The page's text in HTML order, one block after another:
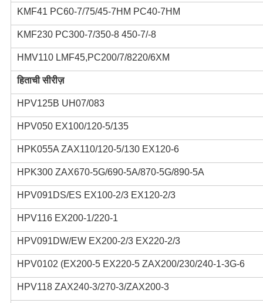
KMF41 PC60-7/75/45-7HM PC40-7HM
KMF230 PC300-7/350-8 450-7/-8
HMV110 LMF45,PC200/7/8220/6XM
हिताची सीरीज़
HPV125B UH07/083
HPV050 EX100/120-5/135
HPK055A ZAX110/120-5/130 EX120-6
HPK300 ZAX670-5G/690-5A/870-5G/890-5A
HPV091DS/ES EX100-2/3 EX120-2/3
HPV116 EX200-1/220-1
HPV091DW/EW EX200-2/3 EX220-2/3
HPV0102 (EX200-5 EX220-5 ZAX200/230/240-1-3G-6
HPV118 ZAX240-3/270-3/ZAX200-3